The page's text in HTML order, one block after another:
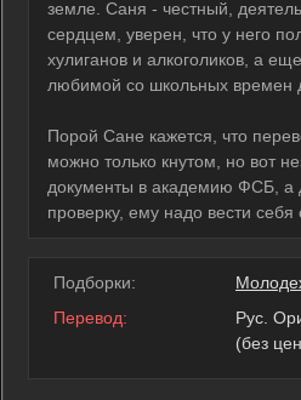
земле. Саня - честный,
сердцем, уверен, что у него
хулиганов и алкоголиков, а
любимой со школьных времен
Порой Сане кажется, что
можно только кнутом, но вот
документы в академию ФСБ, а
проверку, ему надо вести себя
Подборки:
Перевод:
Рус.
(без